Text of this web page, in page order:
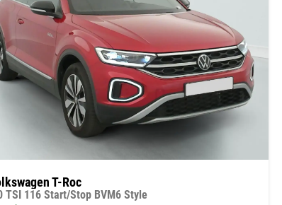
T-Roc
TSI 116 Start/Stop BVM6 Style